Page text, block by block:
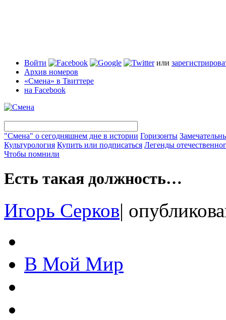
Войти или
Архив номеров
«Смена» в Твиттере
на Facebook
"Смена" о сегодняшнем дне в истории Горизонты
Культурология Купить или подписаться Легенды
Чтобы помнили
Есть такая должность…
Игорь Серков|
В Мой Мир